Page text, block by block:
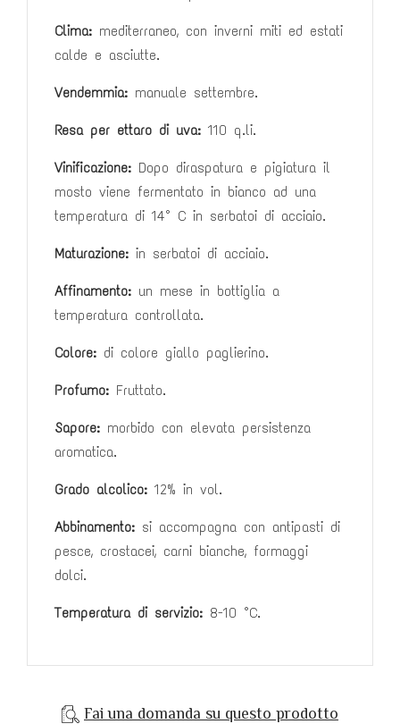
Clima: mediterraneo, con inverni miti ed estati
calde e asciutte.
Vendemmia: manuale settembre.
Resa per ettaro di uva: 110 q.li.
Vinificazione: Dopo diraspatura e pigiatura il
mosto viene fermentato in bianco ad una
temperatura di 14° C in serbatoi di acciaio.
Maturazione: in serbatoi di acciaio.
Affinamento: un mese in bottiglia a
temperatura controllata.
Colore: di colore giallo paglierino.
Profumo: Fruttato.
Sapore: morbido con elevata persistenza
aromatica.
Grado alcolico: 12% in vol.
Abbinamento: si accompagna con antipasti di
pesce, crostacei, carni bianche, formaggi
dolci.
Temperatura di servizio: 8-10 °C.
Fai una domanda su questo prodotto